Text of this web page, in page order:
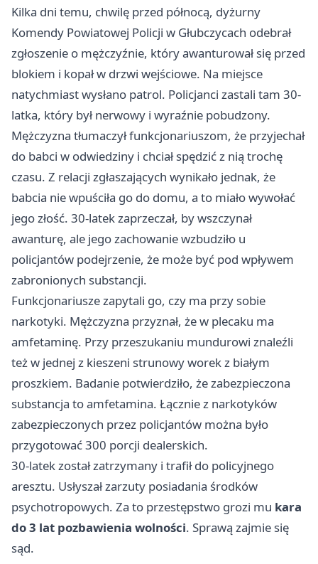
Kilka dni temu, chwilę przed północą, dyżurny
Komendy Powiatowej Policji w Głubczycach odebrał
zgłoszenie o mężczyźnie, który awanturował się przed
blokiem i kopał w drzwi wejściowe. Na miejsce
natychmiast wysłano patrol. Policjanci zastali tam 30-
latka, który był nerwowy i wyraźnie pobudzony.
Mężczyzna tłumaczył funkcjonariuszom, że przyjechał
do babci w odwiedziny i chciał spędzić z nią trochę
czasu. Z relacji zgłaszających wynikało jednak, że
babcia nie wpuściła go do domu, a to miało wywołać
jego złość. 30-latek zaprzeczał, by wszczynał
awanturę, ale jego zachowanie wzbudziło u
policjantów podejrzenie, że może być pod wpływem
zabronionych substancji.
Funkcjonariusze zapytali go, czy ma przy sobie
narkotyki. Mężczyzna przyznał, że w plecaku ma
amfetaminę. Przy przeszukaniu mundurowi znaleźli
też w jednej z kieszeni strunowy worek z białym
proszkiem. Badanie potwierdziło, że zabezpieczona
substancja to amfetamina. Łącznie z narkotyków
zabezpieczonych przez policjantów można było
przygotować 300 porcji dealerskich.
30-latek został zatrzymany i trafił do policyjnego
aresztu. Usłyszał zarzuty posiadania środków
psychotropowych. Za to przestępstwo grozi mu kara
do 3 lat pozbawienia wolności. Sprawą zajmie się
sąd.